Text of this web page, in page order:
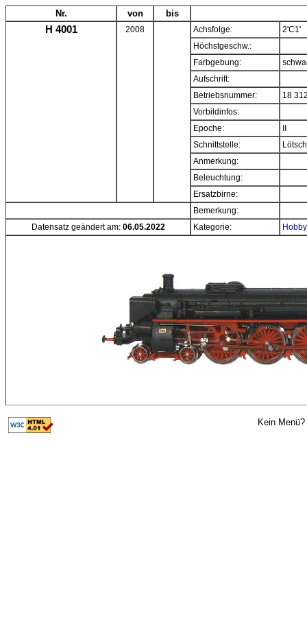
Nr. von bis
H 4001 2008 Achsfolge:
2'C1'
Höchstgeschw.:
Farbgebung:
Aufschrift:
Betriebsnummer:
18
Vorbildinfos:
Epoche:
Schnittstelle:
Anmerkung:
Beleuchtung:
Ersatzbirne:
Bemerkung:
Datensatz geändert am: 06.05.2022 Kategorie:
Kein